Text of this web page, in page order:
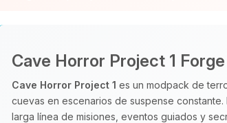
Cave Horror Project 1 Forge
Cave Horror Project 1 es un modpack de
cuevas en escenarios de suspense
larga línea de misiones, eventos guiados y